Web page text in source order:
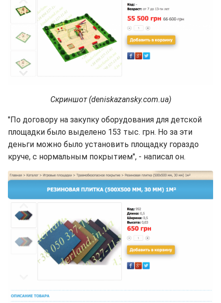
Скриншот (deniskazansky.com.ua)
"По договору на закупку оборудования для детской
площадки было выделено 153 тыс. грн. Но за эти
деньги можно было установить площадку гораздо
круче, с нормальным покрытием", - написал он.